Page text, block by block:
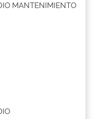
MANTENIMIENTO